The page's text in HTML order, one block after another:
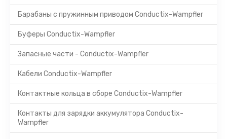
Барабаны с пружинным приводом Conductix-Wampfler
Буферы Conductix-Wampfler
Запасные части - Conductix-Wampfler
Кабели Conductix-Wampfler
Контактные кольца в сборе Conductix-Wampfler
Контакты для зарядки аккумулятора Conductix-
Wampfler